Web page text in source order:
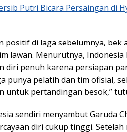
Putri Bicara Persaingan di
positif di laga sebelumnya, bek
lawan. Menurutnya, Indonesia
diri penuh karena persiapan
punya pelatih dan tim ofisial,
untuk pertandingan besok,”
sendiri menyambut Garuda
diri cukup tinggi. Setelah